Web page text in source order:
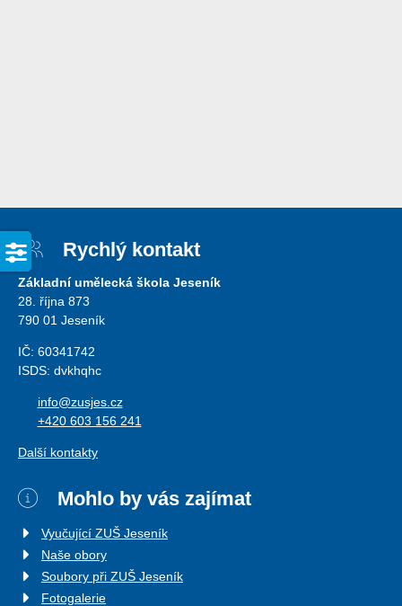
Rychlý kontakt
Základní umělecká škola Jeseník
28. října 873
790 01 Jeseník
IČ: 60341742
ISDS: dvkhqhc
info@zusjes.cz
+420 603 156 241
Další kontakty
Mohlo by vás zajímat
Vyučující ZUŠ Jeseník
Naše obory
Soubory při ZUŠ Jeseník
Fotogalerie